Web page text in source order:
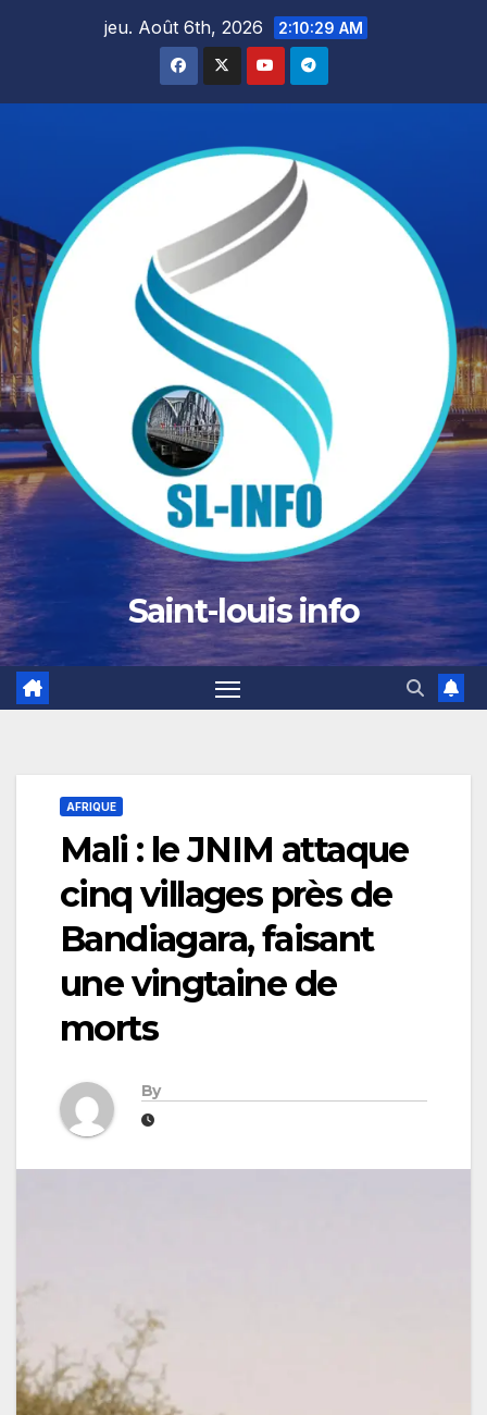
jeu. Août 6th, 2026 2:10:31 AM
Saint-louis info
AFRIQUE
Mali : le JNIM attaque
cinq villages près de
Bandiagara, faisant
une vingtaine de
morts
By